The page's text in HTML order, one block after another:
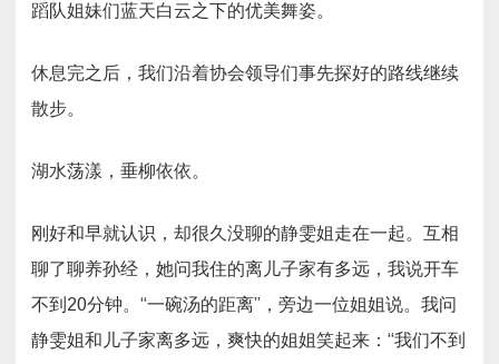
蹈队姐妹们蓝天白云之下的优美舞姿。
休息完之后，我们沿着协会领导们事先探好的路线继续
散步。
湖水荡漾，垂柳依依。
刚好和早就认识，却很久没聊的静雯姐走在一起。互相
聊了聊养孙经，她问我住的离儿子家有多远，我说开车
不到20分钟。“一碗汤的距离”，旁边一位姐姐说。我问
静雯姐和儿子家离多远，爽快的姐姐笑起来：“我们不到